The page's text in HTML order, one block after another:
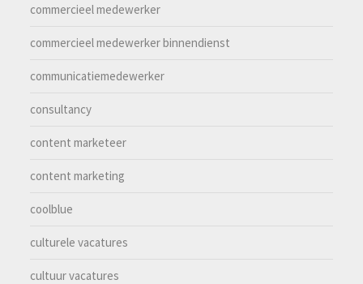
commercieel medewerker
commercieel medewerker binnendienst
communicatiemedewerker
consultancy
content marketeer
content marketing
coolblue
culturele vacatures
cultuur vacatures